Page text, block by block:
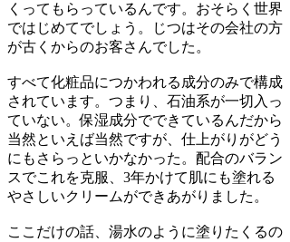
くってもらっているんです。おそらく世界
ではじめてでしょう。じつはその会社の方
が古くからのお客さんでした。
すべて化粧品につかわれる成分のみで構成
されています。つまり、石油系が一切入っ
ていない。保湿成分でできているんだから
当然といえば当然ですが、仕上がりがどう
にもさらっといかなかった。配合のバラン
スでこれを克服、3年かけて肌にも塗れる
やさしいクリームができあがりました。
ここだけの話、湯水のように塗りたくるの